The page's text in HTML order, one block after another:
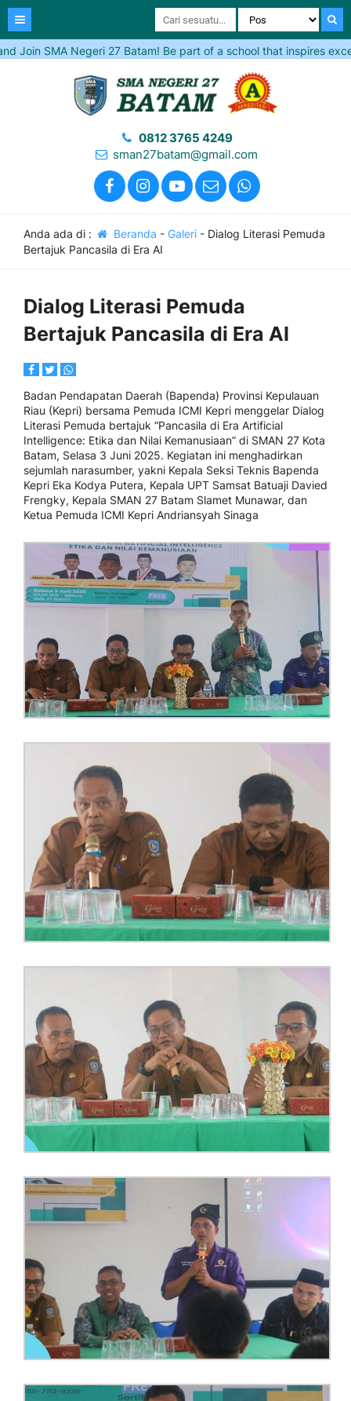
SMA Negeri 27 Batam! Be part of a school that inspires
0812 3765 4249
sman27batam@gmail.com
Anda ada di : Beranda - Galeri- Dialog Literasi Pemuda
Bertajuk Pancasila di Era AI
Dialog Literasi Pemuda
Bertajuk Pancasila di Era AI
Badan Pendapatan Daerah (Bapenda) Provinsi Kepulauan
Riau (Kepri) bersama Pemuda ICMI Kepri menggelar Dialog
Literasi Pemuda bertajuk “Pancasila di Era Artificial
Intelligence: Etika dan Nilai Kemanusiaan” di SMAN 27 Kota
Batam, Selasa 3 Juni 2025. Kegiatan ini menghadirkan
sejumlah narasumber, yakni Kepala Seksi Teknis Bapenda
Kepri Eka Kodya Putera, Kepala UPT Samsat Batuaji Davied
Frengky, Kepala SMAN 27 Batam Slamet Munawar, dan
Ketua Pemuda ICMI Kepri Andriansyah Sinaga